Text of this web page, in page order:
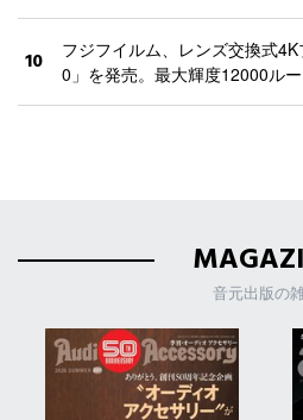
10
フジフイルム、レンズ交換式
0」を発売。最大輝度12000ル
音元出版の